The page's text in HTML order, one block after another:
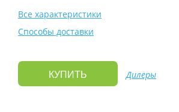
Все характеристики
Способы доставки
КУПИТЬ Дилеры